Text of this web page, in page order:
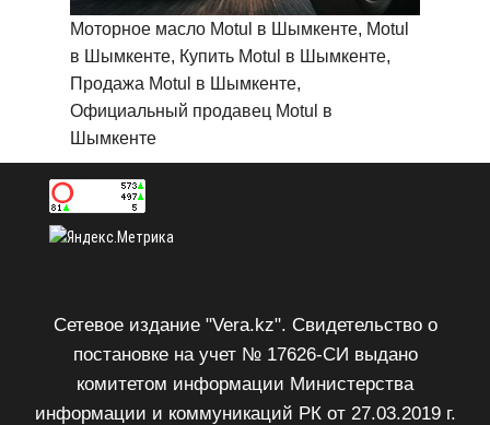
Моторное масло Motul в Шымкенте, Motul
в Шымкенте, Купить Motul в Шымкенте,
Продажа Motul в Шымкенте,
Официальный продавец Motul в
Шымкенте
Сетевое издание "Vera.kz". Свидетельство о
постановке на учет № 17626-СИ выдано
комитетом информации Министерства
информации и коммуникаций РК от 27.03.2019 г.